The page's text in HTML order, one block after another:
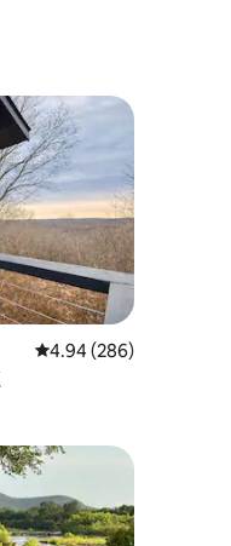
औसत रेटिंग 5 में से 4.94,
4.94 (286)